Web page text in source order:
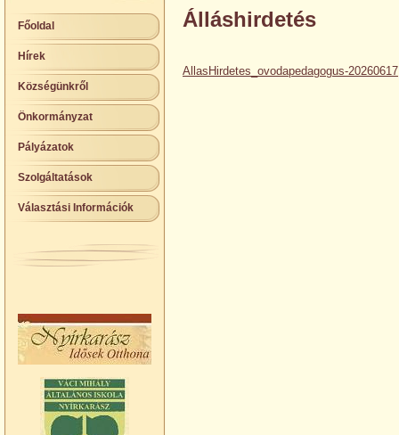
Főoldal
Hírek
Községünkről
Önkormányzat
Pályázatok
Szolgáltatások
Választási Információk
Álláshirdetés
AllasHirdetes_ovodapedagogus-20260617